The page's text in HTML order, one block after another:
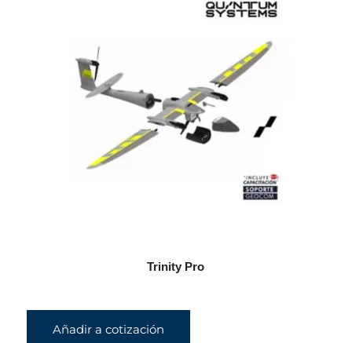
Trinity Pro
Añadir a cotización